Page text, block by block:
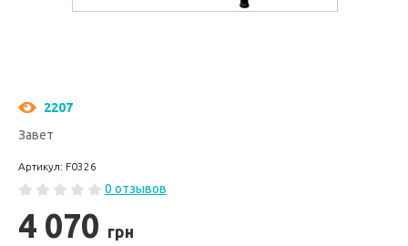
2207
Завет
Артикул: F0326
0 отзывов
4 070 грн